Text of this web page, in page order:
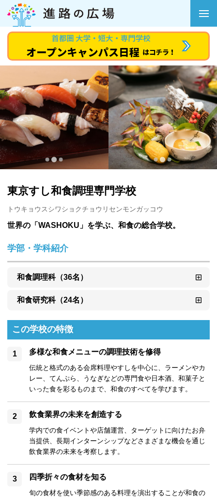
東京すし和食調理専門学校
トウキョウスシワショクチョウリセンモンガッコウ
世界の「WASHOKU」を学ぶ、和食の総合学校。
学部・学科紹介
和食調理科（36名）
和食研究科（24名）
この学校の特徴
多様な和食メニューの調理技術を修得
伝統と格式のある会席料理やすしを中心に、ラーメンやカ
レー、てんぷら、うなぎなどの専門食や日本酒、和菓子と
いった食を彩るものまで、和食のすべてを学びます。
飲食業界の未来を創造する
学内での食イベントや店舗運営、ターゲットに向けたお弁
当提供、長期インターンシップなどさまざまな機会を通じ
飲食業界の未来を考察します。
四季折々の食材を知る
旬の食材を使い季節感のある料理を演出することが和食の